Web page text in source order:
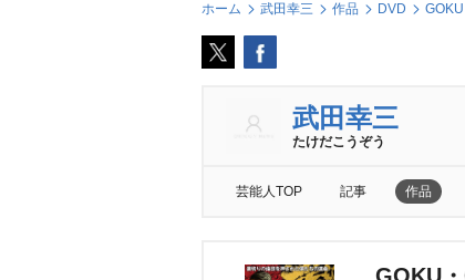
ホーム 武田幸三 作品 DVD
武田幸三
たけだこうぞう
芸能人TOP 記事 作品